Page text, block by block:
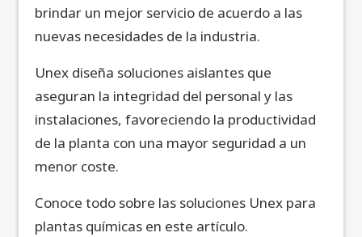
brindar un mejor servicio de acuerdo a las
nuevas necesidades de la industria.
Unex diseña soluciones aislantes que
aseguran la integridad del personal y las
instalaciones, favoreciendo la productividad
de la planta con una mayor seguridad a un
menor coste.
Conoce todo sobre las soluciones Unex para
plantas químicas en este artículo.